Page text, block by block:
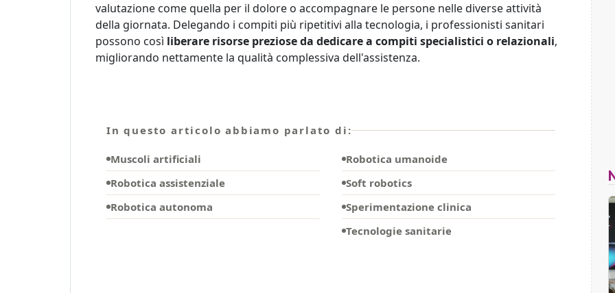
valutazione come quella per il dolore o accompagnare le persone nelle diverse attività
della giornata. Delegando i compiti più ripetitivi alla tecnologia, i professionisti sanitari
possono così liberare risorse preziose da dedicare a compiti specialistici o relazionali,
migliorando nettamente la qualità complessiva dell'assistenza.
In questo articolo abbiamo parlato di:
Muscoli artificiali
Robotica assistenziale
Robotica autonoma
Robotica umanoide
Soft robotics
Sperimentazione clinica
Tecnologie sanitarie